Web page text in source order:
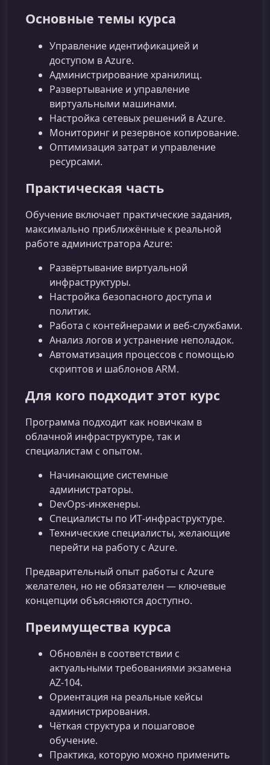
Основные темы курса
Управление идентификацией и
доступом в Azure.
Администрирование хранилищ.
Развертывание и управление
виртуальными машинами.
Настройка сетевых решений в Azure.
Мониторинг и резервное копирование.
Оптимизация затрат и управление
ресурсами.
Практическая часть
Обучение включает практические задания,
максимально приближённые к реальной
работе администратора Azure:
Развёртывание виртуальной
инфраструктуры.
Настройка безопасного доступа и
политик.
Работа с контейнерами и веб‑службами.
Анализ логов и устранение неполадок.
Автоматизация процессов с помощью
скриптов и шаблонов ARM.
Для кого подходит этот курс
Программа подходит как новичкам в
облачной инфраструктуре, так и
специалистам с опытом.
Начинающие системные
администраторы.
DevOps‑инженеры.
Специалисты по ИТ‑инфраструктуре.
Технические специалисты, желающие
перейти на работу с Azure.
Предварительный опыт работы с Azure
желателен, но не обязателен — ключевые
концепции объясняются доступно.
Преимущества курса
Обновлён в соответствии с
актуальными требованиями экзамена
AZ‑104.
Ориентация на реальные кейсы
администрирования.
Чёткая структура и пошаговое
обучение.
Практика, которую можно применить